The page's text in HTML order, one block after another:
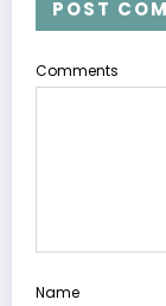
POST
Comments
Name